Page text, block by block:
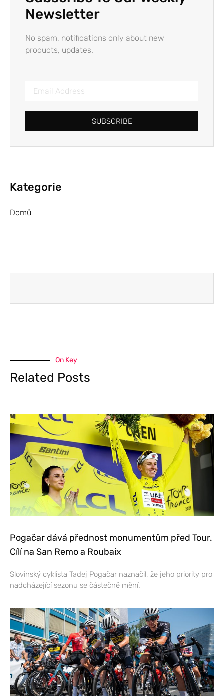
Newsletter
No spam, notifications only about new
products, updates.
SUBSCRIBE
Kategorie
Domů
On Key
Related Posts
Pogačar dává přednost monumentům před Tour.
Cílí na San Remo a Roubaix
Slovinský cyklista Tadej Pogačar naznačil, že jeho priority pro
nadcházející sezonu se částečně mění.